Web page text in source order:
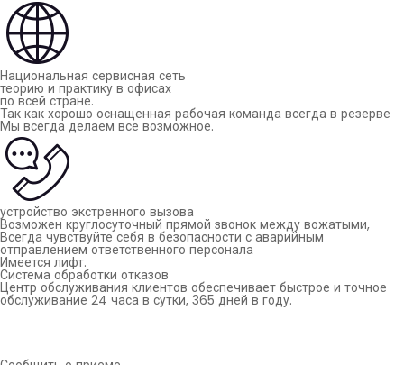
Национальная сервисная сеть
теорию и практику в офисах
по всей стране.
Так как хорошо оснащенная рабочая команда всегда в резерве
Мы всегда делаем все возможное.
устройство экстренного вызова
Возможен круглосуточный прямой звонок между вожатыми,
Всегда чувствуйте себя в безопасности с аварийным
отправлением ответственного персонала
Имеется лифт.
Система обработки отказов
Центр обслуживания клиентов обеспечивает быстрое и точное
обслуживание 24 часа в сутки, 365 дней в году.